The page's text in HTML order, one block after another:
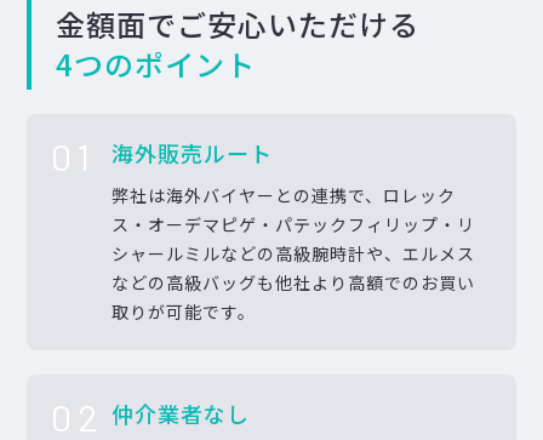
金額面でご安心いただける
4つのポイント
01 海外販売ルート
弊社は海外バイヤーとの連携で、ロレック
ス・オーデマピゲ・パテックフィリップ・リ
シャールミルなどの高級腕時計や、エルメス
などの高級バッグも他社より高額でのお買い
取りが可能です。
02 仲介業者なし